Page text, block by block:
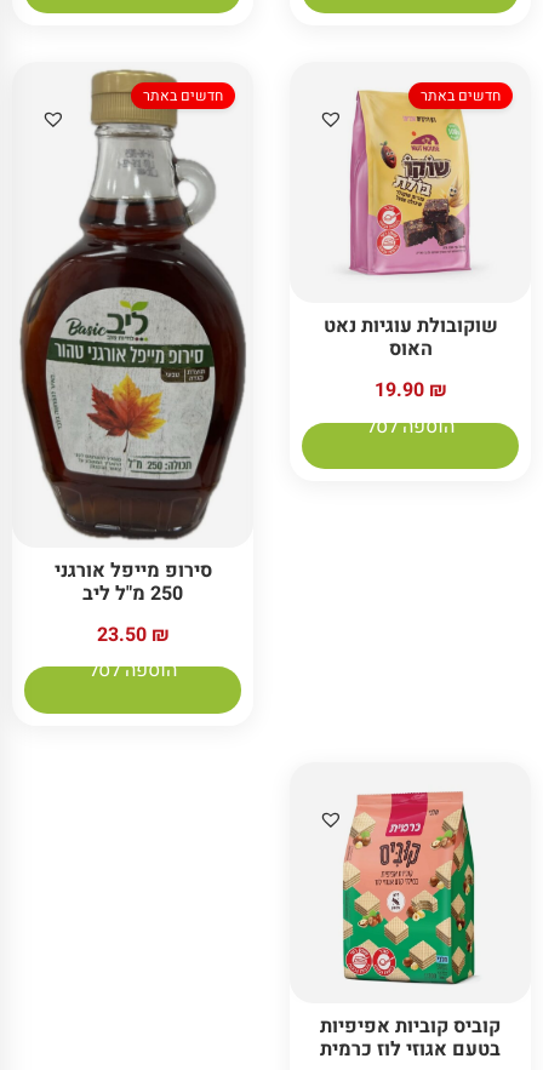
חדשים באתר
שוקובולת עוגיות נאט
האוס
19.90 ₪
הוספה לסל
חדשים באתר
סירופ מייפל אורגני
250 מ"ל ליב
23.50 ₪
הוספה לסל
קוביס קוביות אפיפיות
בטעם אגוזי לוז כרמית